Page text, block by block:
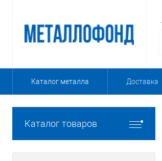
Каталог металла Доставка
Каталог товаров